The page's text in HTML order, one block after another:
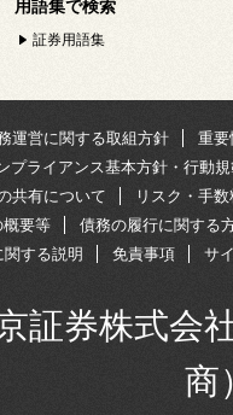
用語集で検索
証券用語集
運営に関する取組方針
重要
プライアンス基本方針・行動
共有について
リスク・手
概要等
債務の履行に関する
する説明
免責事項 サ
証券株式会
商